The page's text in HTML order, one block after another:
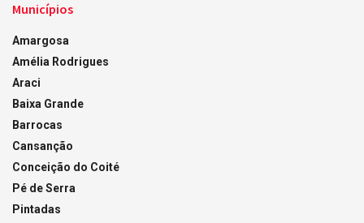
Municípios
Amargosa
Amélia Rodrigues
Araci
Baixa Grande
Barrocas
Cansanção
Conceição do Coité
Pé de Serra
Pintadas